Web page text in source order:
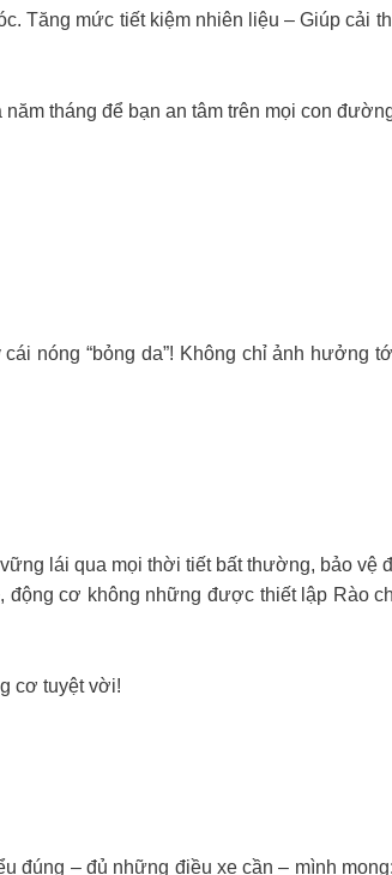
Tăng mức tiết kiệm nhiên liệu – Giúp cải
tháng để bạn an tâm trên mọi con
nóng “bỏng da”! Không chỉ ảnh hưởng
lái qua mọi thời tiết bất thường, bảo vệ
cơ không những được thiết lập Rào
cơ tuyệt vời!
đúng – đủ những điều xe cần – mình